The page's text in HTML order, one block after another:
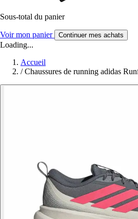
Sous-total du panier
Voir mon panier Continuer mes achats
Loading...
Accueil
/ Chaussures de running adidas